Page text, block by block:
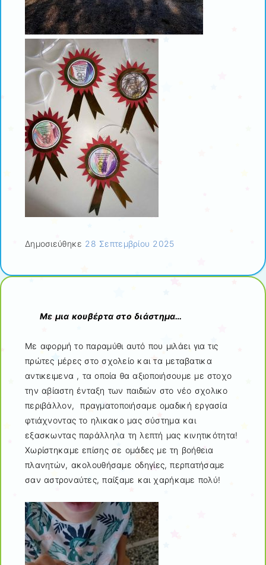
Δημοσιεύθηκε 28 Σεπτεμβρίου 2025
Με μια κουβέρτα στο διάστημα…
Με αφορμή το παραμύθι αυτό που μιλάει για τις
πρώτες μέρες στο σχολείο και τα μεταβατικα
αντικειμενα , τα οποία θα αξιοποιήσουμε με στοχο
την αβίαστη ένταξη των παιδιών στο νέο σχολικο
περιβάλλον, πραγματοποιήσαμε ομαδική εργασία
φτιάχνοντας το ηλικακο μας σύστημα και
εξασκωντας παράλληλα τη λεπτή μας κινητικότητα!
Χωρίστηκαμε επίσης σε ομάδες με τη βοήθεια
πλανητών, ακολουθήσαμε οδηγίες, περπατήσαμε
σαν αστροναύτες, παίξαμε και χαρήκαμε πολύ!